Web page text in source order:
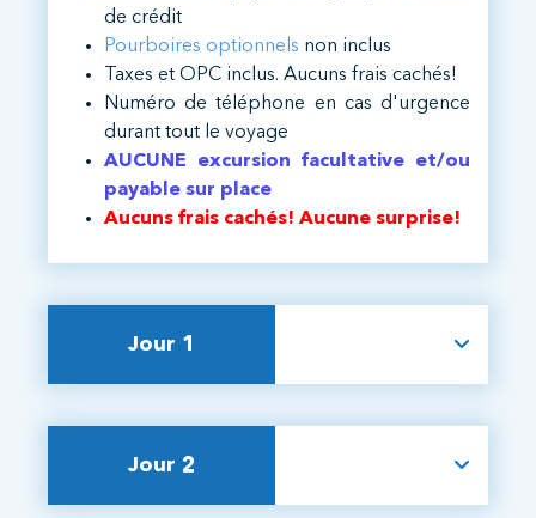
de crédit ​
Pourboires optionnels non inclus
Taxes et OPC inclus. Aucuns frais cachés!
Numéro de téléphone en cas d'urgence
durant tout le voyage
AUCUNE excursion facultative et/ou
payable sur place
Aucuns frais cachés! Aucune surprise!
Jour 1
Jour 2